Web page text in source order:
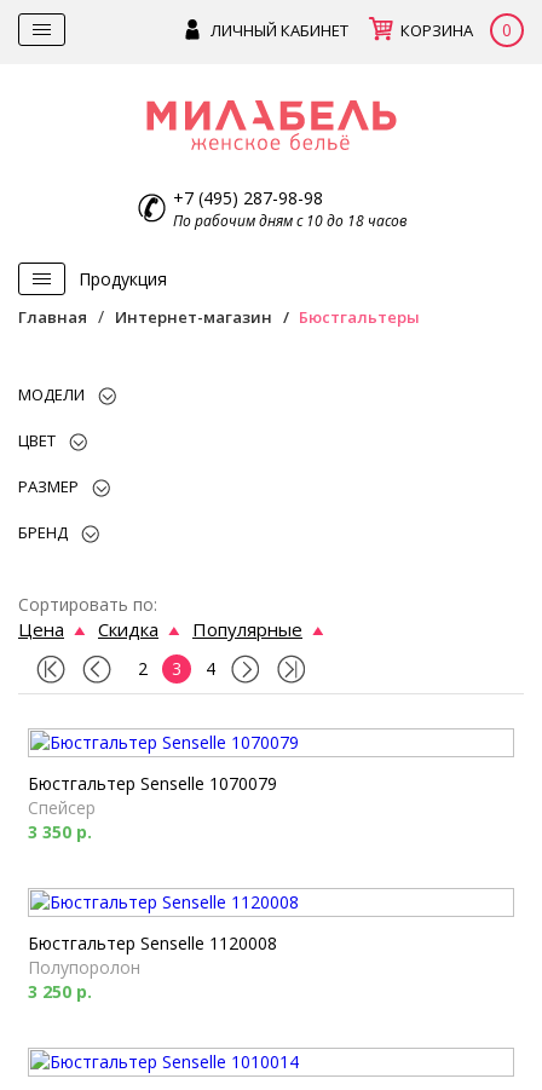
ЛИЧНЫЙ КАБИНЕТ КОРЗИНА 0
+7 (495) 287-98-98
По рабочим дням с 10 до 18 часов
Продукция
Главная Интернет-магазин Бюстгальтеры
МОДЕЛИ
ЦВЕТ
РАЗМЕР
БРЕНД
Сортировать по:
Цена Скидка Популярные
2 3 4
Бюстгальтер Senselle 1070079
Спейсер
3 350 р.
Бюстгальтер Senselle 1120008
Полупоролон
3 250 р.